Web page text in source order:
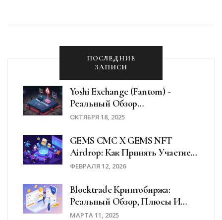
ПОСЛЕДНИЕ
ЗАПИСИ
Yoshi Exchange (Fantom) -
Реальный Обзор
Децентрализованной Биржи В
ОКТЯБРЯ 18, 2025
GEMS CMC X GEMS NFT
Airdrop: Как Принять Участие
И Что Дают Награды На
ФЕВРАЛЯ 12, 2026
Blocktrade Криптобиржа:
Реальный Обзор, Плюсы И
Минусы В 2025 Году
МАРТА 11, 2025